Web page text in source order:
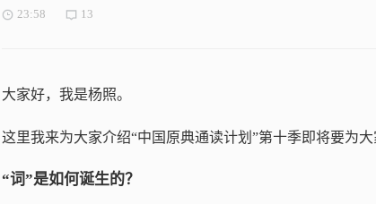
23:58 13
大家好，我是杨照。
这里我来为大家介绍“中国原典通读计划”第十季即将要为大
“词”是如何诞生的？